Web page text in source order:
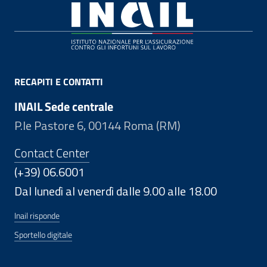
RECAPITI E CONTATTI
INAIL Sede centrale
P.le Pastore 6, 00144 Roma (RM)
Contact Center
(+39) 06.6001
Dal lunedì al venerdì dalle 9.00 alle 18.00
Inail risponde
Sportello digitale